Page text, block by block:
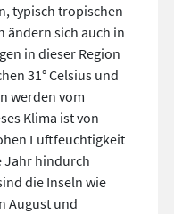
typisch tropischen
ändern sich auch in
in dieser Region
31° Celsius und
werden vom
Klima ist von
Luftfeuchtigkeit
Jahr hindurch
die Inseln wie
August und